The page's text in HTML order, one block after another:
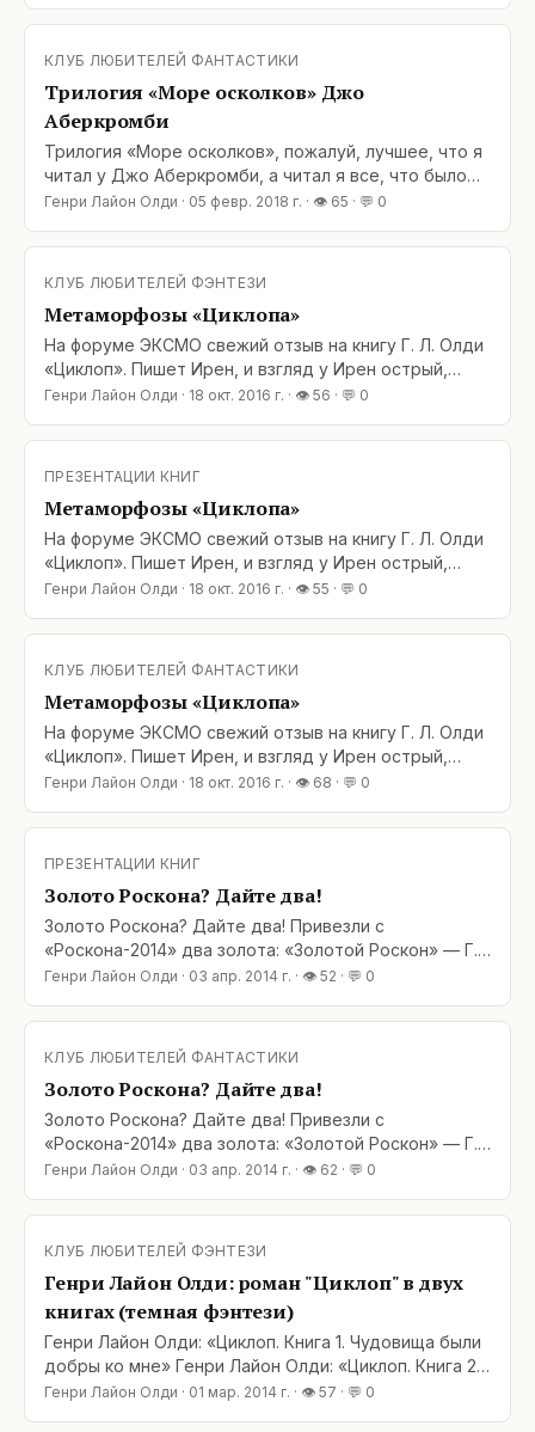
эмоциональные, но едва они появлялись, как мне
было ясно их сквозное действие и какой
кульминацией оно закончится. Тут Джо честно
работал по
КЛУБ ЛЮБИТЕЛЕЙ ФАНТАСТИКИ
Трилогия «Море осколков» Джо
Аберкромби
Трилогия «Море осколков», пожалуй, лучшее, что я
читал у Джо Аберкромби, а читал я все, что было
издано. Пишет Джо отлично, но меня всегда
эмоциональные, но едва они появлялись, как мне
было ясно их сквозное действие и какой
кульминацией оно закончится. Тут Джо честно
работал по
Генри Лайон Олди · 05 февр. 2018 г. · 👁 65 · 💬 0
КЛУБ ЛЮБИТЕЛЕЙ ФЭНТЕЗИ
Метаморфозы «Циклопа»
На форуме ЭКСМО свежий отзыв на книгу Г. Л. Олди
«Циклоп». Пишет Ирен, и взгляд у Ирен острый,
видит глубоко, дальше фабулы. Оригинал здесь:
f=174&amp;t=14912&amp;p=1070274#p1070274 Итак:
сплошная метаморфоза, течет и меняется
буквально всё,
Генри Лайон Олди · 18 окт. 2016 г. · 👁 56 · 💬 0
ПРЕЗЕНТАЦИИ КНИГ
Метаморфозы «Циклопа»
На форуме ЭКСМО свежий отзыв на книгу Г. Л. Олди
«Циклоп». Пишет Ирен, и взгляд у Ирен острый,
видит глубоко, дальше фабулы. Оригинал здесь:
f=174&amp;t=14912&amp;p=1070274#p1070274 Итак:
Перечитала сейчас «Циклопа». Не книга, а одна
сплошная метаморфоза, течет и меняется
буквально всё,
Генри Лайон Олди · 18 окт. 2016 г. · 👁 55 · 💬 0
КЛУБ ЛЮБИТЕЛЕЙ ФАНТАСТИКИ
Метаморфозы «Циклопа»
На форуме ЭКСМО свежий отзыв на книгу Г. Л. Олди
«Циклоп». Пишет Ирен, и взгляд у Ирен острый,
видит глубоко, дальше фабулы. Оригинал здесь:
f=174&amp;t=14912&amp;p=1070274#p1070274 Итак:
сплошная метаморфоза, течет и меняется
буквально всё, на радость
Генри Лайон Олди · 18 окт. 2016 г. · 👁 68 · 💬 0
ПРЕЗЕНТАЦИИ КНИГ
Золото Роскона? Дайте два!
Золото Роскона? Дайте два! Привезли с
«Роскона-2014» два золота: «Золотой Роскон» — Г.
Л. Олди: «Многоликая фантастика, или разговоры в
история фантастики»). «Золотой Роскон» — Г. Л.
Олди: «Циклоп» (номинация
Генри Лайон Олди · 03 апр. 2014 г. · 👁 52 · 💬 0
КЛУБ ЛЮБИТЕЛЕЙ ФАНТАСТИКИ
Золото Роскона? Дайте два!
Золото Роскона? Дайте два! Привезли с
«Роскона-2014» два золота: «Золотой Роскон» — Г.
Л. Олди: «Многоликая фантастика, или разговоры в
история фантастики»). «Золотой Роскон» — Г. Л.
Олди: «Циклоп» (номинация «Романы»). Таможня к
золоту отнеслась с пониманием. Поглядели
Генри Лайон Олди · 03 апр. 2014 г. · 👁 62 · 💬 0
КЛУБ ЛЮБИТЕЛЕЙ ФЭНТЕЗИ
Генри Лайон Олди: роман "Циклоп" в двух
книгах (темная фэнтези)
Генри Лайон Олди: «Циклоп. Книга 1. Чудовища были
добры ко мне» Генри Лайон Олди: «Циклоп. Книга 2.
Король камней» Однажды в подземельях
Генри Лайон Олди · 01 мар. 2014 г. · 👁 57 · 💬 0